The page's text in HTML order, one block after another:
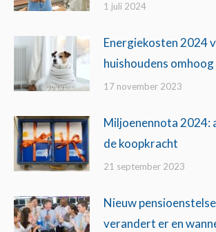
1 juli 2024
Energiekosten 2024
huishoudens omhoog
17 november 2023
Miljoenennota 2024:
de koopkracht
21 september 2023
Nieuw
verandert er en